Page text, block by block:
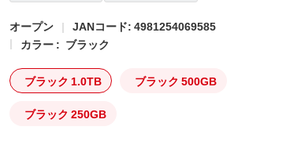
オープン
JANコード: 4981254069585
カラー : ブラック
ブラック 1.0TB ブラック 500GB
ブラック 250GB